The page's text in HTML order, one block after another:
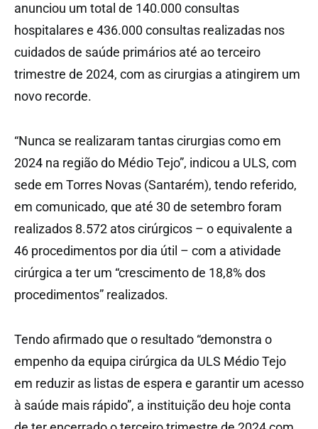
anunciou um total de 140.000 consultas
hospitalares e 436.000 consultas realizadas nos
cuidados de saúde primários até ao terceiro
trimestre de 2024, com as cirurgias a atingirem um
novo recorde.
“Nunca se realizaram tantas cirurgias como em
2024 na região do Médio Tejo”, indicou a ULS, com
sede em Torres Novas (Santarém), tendo referido,
em comunicado, que até 30 de setembro foram
realizados 8.572 atos cirúrgicos – o equivalente a
46 procedimentos por dia útil – com a atividade
cirúrgica a ter um “crescimento de 18,8% dos
procedimentos” realizados.
Tendo afirmado que o resultado “demonstra o
empenho da equipa cirúrgica da ULS Médio Tejo
em reduzir as listas de espera e garantir um acesso
à saúde mais rápido”, a instituição deu hoje conta